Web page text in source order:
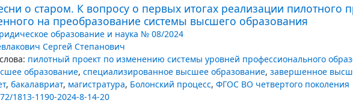
о старом. К вопросу о первых итогах реализации пилотного
на преобразование системы высшего образования
образование и наука № 08/2024
Сергей Степанович
пилотный проект по изменению системы уровней профессионального
образование, специализированное высшее образование, завершенное
, бакалавриат, магистратура, Болонский процесс, ФГОС ВО четвертого поколения
1813-1190-2024-8-14-20